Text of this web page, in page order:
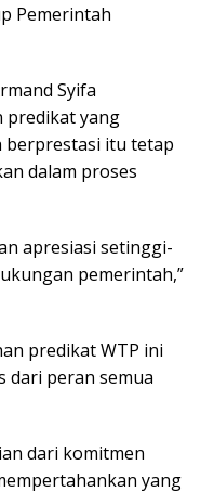
Pemerintah
Syifa
predikat yang
berprestasi itu tetap
dalam proses
apresiasi setinggi-
pemerintah,”
predikat WTP ini
dari peran semua
dari komitmen
yang